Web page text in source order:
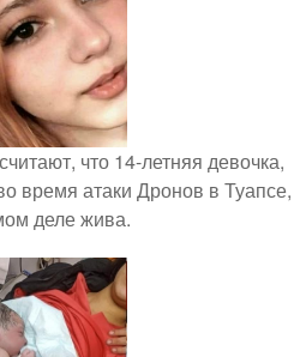
что 14-летняя девочка,
время атаки Дронов в Туапсе,
деле жива.